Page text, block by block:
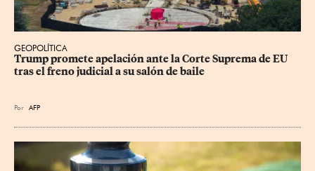
GEOPOLÍTICA
Trump promete apelación ante la Corte Suprema de EU
tras el freno judicial a su salón de baile
Por AFP